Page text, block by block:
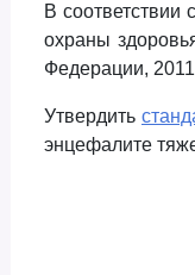
В соответствии
охраны
Федерации,
Утвердить
энцефалите